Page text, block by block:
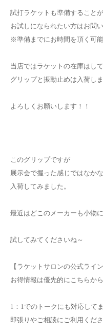
試打ラケットも準備すること
お試しになられたい方はお問
※準備までにお時間を頂く可
当店ではラケットの在庫はし
グリップと振動止めは入荷し
よろしくお願いします！！
このグリップですが
展示会で握った感じではなか
入荷してみました。
最近はどこのメーカーも小物
試してみてくださいね～
【ラケットサロンの公式ライン
お得情報は優先的にこちらか
1：1でのトークにも対応してま
即張りやご相談にご利用くださ